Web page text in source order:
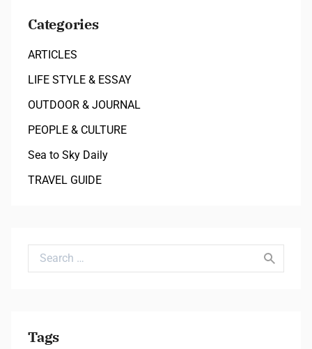
Categories
ARTICLES
LIFE STYLE & ESSAY
OUTDOOR & JOURNAL
PEOPLE & CULTURE
Sea to Sky Daily
TRAVEL GUIDE
Search for:
Tags